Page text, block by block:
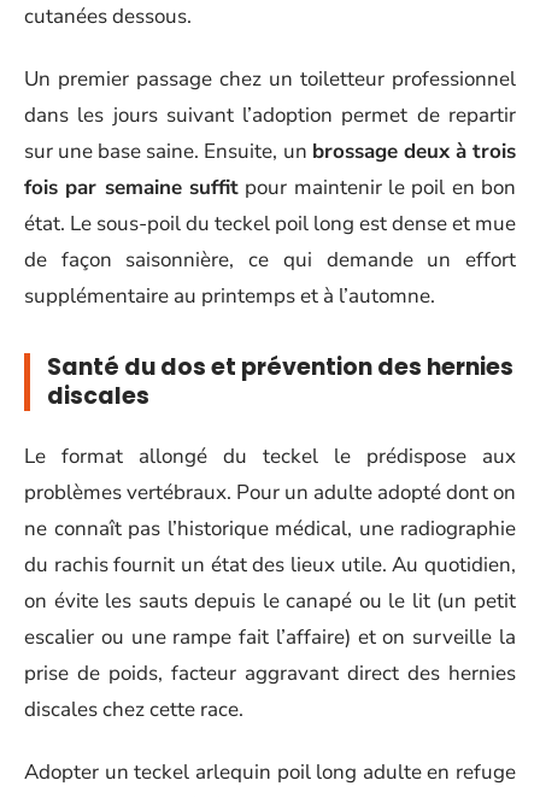
cutanées dessous.
Un premier passage chez un toiletteur professionnel
dans les jours suivant l’adoption permet de repartir
sur une base saine. Ensuite, un brossage deux à trois
fois par semaine suffit pour maintenir le poil en bon
état. Le sous-poil du teckel poil long est dense et mue
de façon saisonnière, ce qui demande un effort
supplémentaire au printemps et à l’automne.
Santé du dos et prévention des hernies
discales
Le format allongé du teckel le prédispose aux
problèmes vertébraux. Pour un adulte adopté dont on
ne connaît pas l’historique médical, une radiographie
du rachis fournit un état des lieux utile. Au quotidien,
on évite les sauts depuis le canapé ou le lit (un petit
escalier ou une rampe fait l’affaire) et on surveille la
prise de poids, facteur aggravant direct des hernies
discales chez cette race.
Adopter un teckel arlequin poil long adulte en refuge